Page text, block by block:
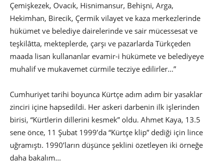
Çemişkezek, Ovacık, Hisnimansur, Behişni, Arga,
Hekimhan, Birecik, Çermik vilayet ve kaza merkezlerinde
hükümet ve belediye dairelerinde ve sair mücessesat ve
teşkilâtta, mekteplerde, çarşı ve pazarlarda Türkçeden
maada lisan kullananlar evamir-i hükümete ve belediyeye
muhalif ve mukavemet cürmile tecziye edilirler…”
Cumhuriyet tarihi boyunca Kürtçe adım adım bir yasaklar
zinciri içine hapsedildi. Her askeri darbenin ilk işlerinden
birisi, “Kürtlerin dillerini kesmek” oldu. Ahmet Kaya, 13.5
sene önce, 11 Şubat 1999’da “Kürtçe klip” dediği için lince
uğramıştı. 1990’ların düşünce şeklini özetleyen iki örneğe
daha bakalım…